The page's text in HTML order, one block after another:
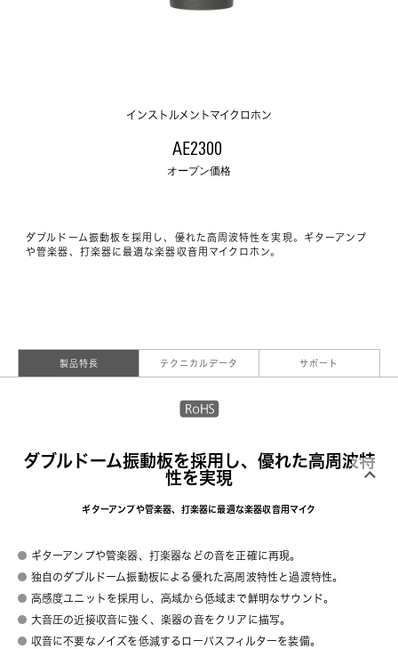
インストルメントマイクロホン
AE2300
オープン価格
ダブルドーム振動板を採用し、優れた高周波特性を実現。ギターアンプ
や管楽器、打楽器に最適な楽器収音用マイクロホン。
製品特長 テクニカルデータ サポート
ダブルドーム振動板を採用し、優れた高周波特
性を実現
ギターアンプや管楽器、打楽器に最適な楽器収音用マイク
ギターアンプや管楽器、打楽器などの音を正確に再現。
独自のダブルドーム振動板による優れた高周波特性と過渡特性。
高感度ユニットを採用し、高域から低域まで鮮明なサウンド。
大音圧の近接収音に強く、楽器の音をクリアに描写。
収音に不要なノイズを低減するローパスフィルターを装備。